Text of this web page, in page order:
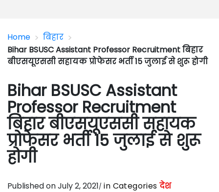
Home > बिहार >
Bihar BSUSC Assistant Professor Recruitment बिहार
बीएसयूएससी सहायक प्रोफेसर भर्ती 15 जुलाई से शुरू होगी
Bihar BSUSC Assistant
Professor Recruitment
बिहार बीएसयूएससी सहायक
प्रोफेसर भर्ती 15 जुलाई से शुरू
होगी
Published on July 2, 2021 in Categories देश